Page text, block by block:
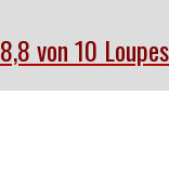
8,8 von 10 Loupes